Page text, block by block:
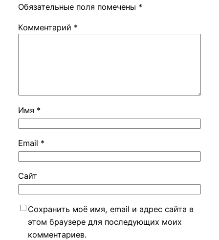
Обязательные поля помечены *
Комментарий *
Имя *
Email *
Сайт
Сохранить моё имя, email и адрес сайта в
этом браузере для последующих моих
комментариев.